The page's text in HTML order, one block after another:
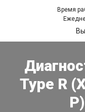
Время
Type R